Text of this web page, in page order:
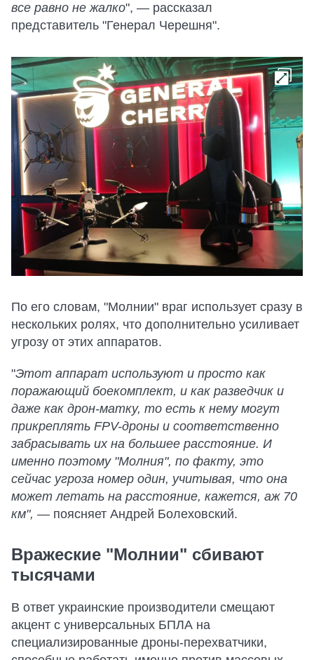
все равно не жалко", — рассказал
представитель "Генерал Черешня".
По его словам, "Молнии" враг использует сразу в
нескольких ролях, что дополнительно усиливает
угрозу от этих аппаратов.
"Этот аппарат используют и просто как
поражающий боекомплект, и как разведчик и
даже как дрон-матку, то есть к нему могут
прикреплять FPV-дроны и соответственно
забрасывать их на большее расстояние. И
именно поэтому "Молния", по факту, это
сейчас угроза номер один, учитывая, что она
может летать на расстояние, кажется, аж 70
км", — поясняет Андрей Болеховский.
Вражеские "Молнии" сбивают
тысячами
В ответ украинские производители смещают
акцент с универсальных БПЛА на
специализированные дроны-перехватчики,